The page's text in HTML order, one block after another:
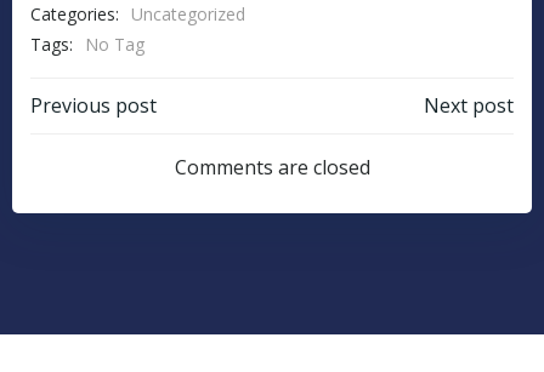
Categories:
Uncategorized
Tags:
No Tag
Post
navigation
Previous post
navigation
Next post
Comments are closed